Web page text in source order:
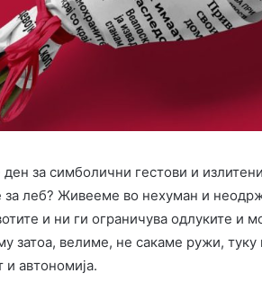
за симболични гестови и
за леб? Живееме во нехуман и
и ни ги ограничува одлуките и
затоа, велиме, не сакаме ружи,
и автономија.